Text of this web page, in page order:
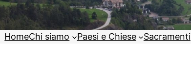
HomeChi siamo Paesi e Chiese Sacramenti